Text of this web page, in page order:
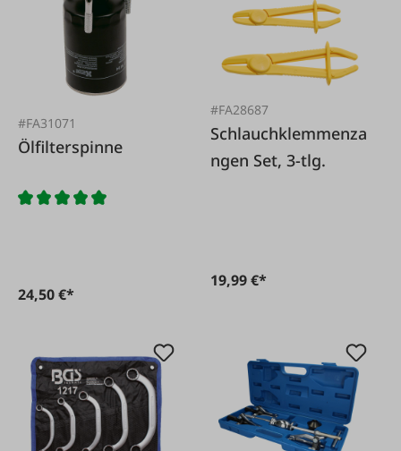
#FA31071
Ölfilterspinne
24,50 €*
#FA28687
Schlauchklemmenza
ngen Set, 3-tlg.
19,99 €*